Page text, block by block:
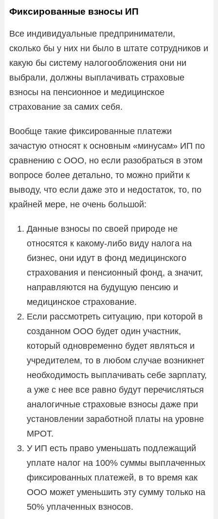
Фиксированные взносы ИП
Все индивидуальные предприниматели,
сколько бы у них ни было в штате сотрудников и
какую бы систему налогообложения они ни
выбрали, должны выплачивать страховые
взносы на пенсионное и медицинское
страхование за самих себя.
Вообще такие фиксированные платежи
зачастую относят к основным «минусам» ИП по
сравнению с ООО, но если разобраться в этом
вопросе более детально, то можно прийти к
выводу, что если даже это и недостаток, то, по
крайней мере, не очень большой:
Данные взносы по своей природе не
относятся к какому-либо виду налога на
бизнес, они идут в фонд медицинского
страхования и пенсионный фонд, а значит,
направляются на будущую пенсию и
медицинское страхование.
Если рассмотреть ситуацию, при которой в
созданном ООО будет один участник,
который одновременно будет являться и
учредителем, то в любом случае возникнет
необходимость выплачивать себе зарплату,
а уже с нее все равно будут перечисляться
аналогичные страховые взносы даже при
установлении заработной платы на уровне
МРОТ.
У ИП есть право уменьшать подлежащий
уплате налог на 100% суммы выплаченных
фиксированных платежей, в то время как
ООО может уменьшить эту сумму только на
50% уплаченных взносов.